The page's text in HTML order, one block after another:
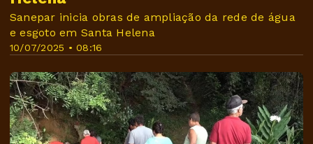
10/07/2025 • 08:16
Sanepar inicia obras de ampliação da rede de água
e esgoto em Santa Helena